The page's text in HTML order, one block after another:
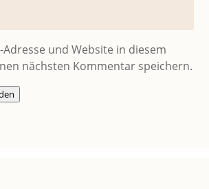
Adresse und Website in diesem
nächsten Kommentar speichern.